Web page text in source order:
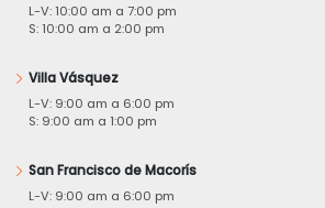
L-V: 10:00 am a 7:00 pm
S: 10:00 am a 2:00 pm
Villa Vásquez
L-V: 9:00 am a 6:00 pm
S: 9:00 am a 1:00 pm
San Francisco de Macorís
L-V: 9:00 am a 6:00 pm